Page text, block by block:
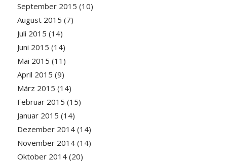
September 2015 (10)
August 2015 (7)
Juli 2015 (14)
Juni 2015 (14)
Mai 2015 (11)
April 2015 (9)
März 2015 (14)
Februar 2015 (15)
Januar 2015 (14)
Dezember 2014(14)
November 2014(14)
Oktober 2014(20)